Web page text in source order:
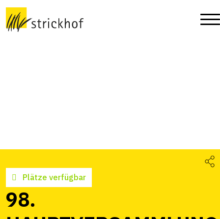
Plätze verfügbar
98.